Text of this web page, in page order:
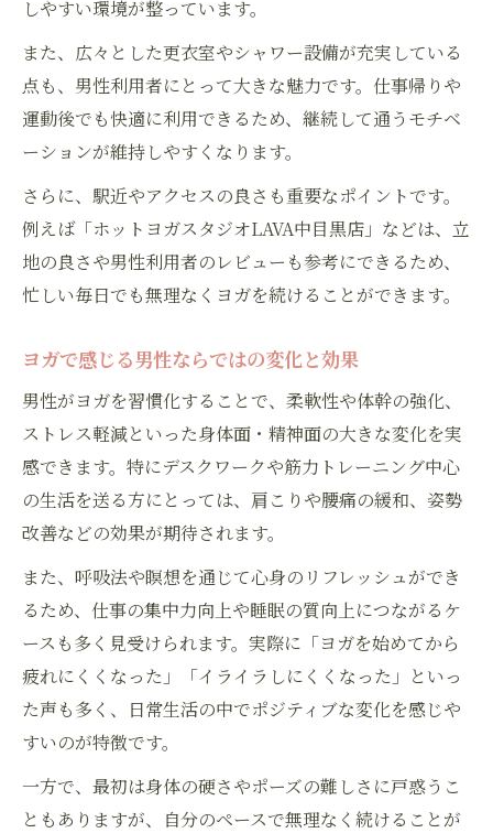
しやすい環境が整っています。
また、広々とした更衣室やシャワー設備が充実している
点も、男性利用者にとって大きな魅力です。仕事帰りや
運動後でも快適に利用できるため、継続して通うモチベ
ーションが維持しやすくなります。
さらに、駅近やアクセスの良さも重要なポイントです。
例えば「ホットヨガスタジオLAVA中目黒店」などは、立
地の良さや男性利用者のレビューも参考にできるため、
忙しい毎日でも無理なくヨガを続けることができます。
ヨガで感じる男性ならではの変化と効果
男性がヨガを習慣化することで、柔軟性や体幹の強化、
ストレス軽減といった身体面・精神面の大きな変化を実
感できます。特にデスクワークや筋力トレーニング中心
の生活を送る方にとっては、肩こりや腰痛の緩和、姿勢
改善などの効果が期待されます。
また、呼吸法や瞑想を通じて心身のリフレッシュができ
るため、仕事の集中力向上や睡眠の質向上につながるケ
ースも多く見受けられます。実際に「ヨガを始めてから
疲れにくくなった」「イライラしにくくなった」といっ
た声も多く、日常生活の中でポジティブな変化を感じや
すいのが特徴です。
一方で、最初は身体の硬さやポーズの難しさに戸惑うこ
ともありますが、自分のペースで無理なく続けることが